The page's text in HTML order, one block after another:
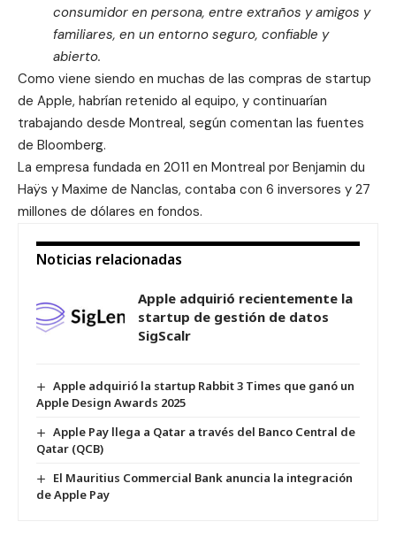
consumidor en persona, entre extraños y amigos y
familiares, en un entorno seguro, confiable y
abierto.
Como viene siendo en muchas de las compras de startup
de Apple, habrían retenido al equipo, y continuarían
trabajando desde Montreal, según comentan las fuentes
de Bloomberg.
La empresa fundada en 2011 en Montreal por Benjamin du
Haÿs y Maxime de Nanclas, contaba con 6 inversores y 27
millones de dólares en fondos.
Noticias relacionadas
Apple adquirió recientemente la
startup de gestión de datos
SigScalr
Apple adquirió la startup Rabbit 3 Times que ganó un
Apple Design Awards 2025
Apple Pay llega a Qatar a través del Banco Central de
Qatar (QCB)
El Mauritius Commercial Bank anuncia la integración
de Apple Pay